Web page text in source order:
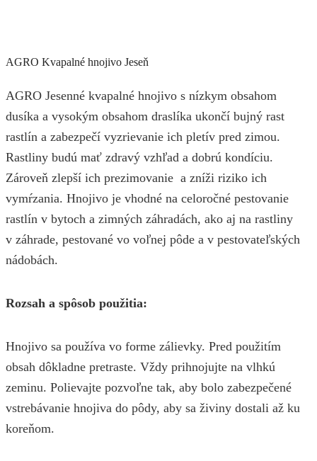
AGRO Kvapalné hnojivo Jeseň
AGRO Jesenné kvapalné hnojivo s nízkym obsahom
dusíka a vysokým obsahom draslíka ukončí bujný rast
rastlín a zabezpečí vyzrievanie ich pletív pred zimou.
Rastliny budú mať zdravý vzhľad a dobrú kondíciu.
Zároveň zlepší ich prezimovanie a zníži riziko ich
vymŕzania. Hnojivo je vhodné na celoročné pestovanie
rastlín v bytoch a zimných záhradách, ako aj na rastliny
v záhrade, pestované vo voľnej pôde a v pestovateľských
nádobách.
Rozsah a spôsob použitia:
Hnojivo sa používa vo forme zálievky. Pred použitím
obsah dôkladne pretraste. Vždy prihnojujte na vlhkú
zeminu. Polievajte pozvoľne tak, aby bolo zabezpečené
vstrebávanie hnojiva do pôdy, aby sa živiny dostali až ku
koreňom.